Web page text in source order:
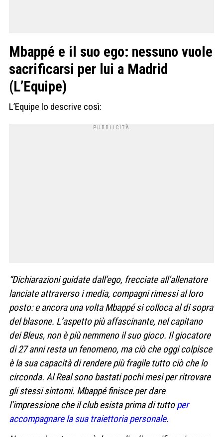
Mbappé e il suo ego: nessuno vuole
sacrificarsi per lui a Madrid
(L’Equipe)
L’Equipe lo descrive così:
“Dichiarazioni guidate dall’ego, frecciate all’allenatore
lanciate attraverso i media, compagni rimessi al loro
posto: e ancora una volta Mbappé si colloca al di sopra
del blasone. L’aspetto più affascinante, nel capitano
dei Bleus, non è più nemmeno il suo gioco. Il giocatore
di 27 anni resta un fenomeno, ma ciò che oggi colpisce
è la sua capacità di rendere più fragile tutto ciò che lo
circonda. Al Real sono bastati pochi mesi per ritrovare
gli stessi sintomi. Mbappé finisce per dare
l’impressione che il club esista prima di tuttoper
accompagnare la sua traiettoria personale.